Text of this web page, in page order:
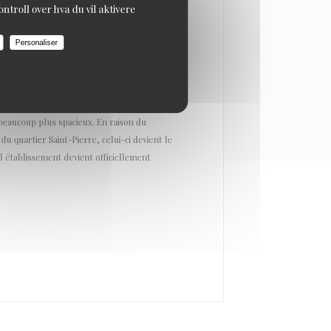
over hva du vil aktivere
Personaliser
défaut, celui d’avoir peu de couverts et
cuisine de Roman Winicki a séduit
excellent, l’ambiance cool et
plus spacieux. En raison du
quartier Saint-Pierre, celui-ci devient le
établissement devient officiellement